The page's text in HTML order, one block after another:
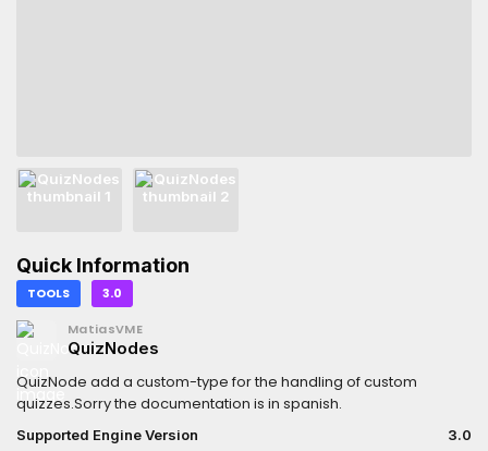
Quick Information
TOOLS 3.0
MatiasVME
QuizNodes
QuizNode add a custom-type for the handling of custom
quizzes.Sorry the documentation is in spanish.
Supported Engine Version
3.0